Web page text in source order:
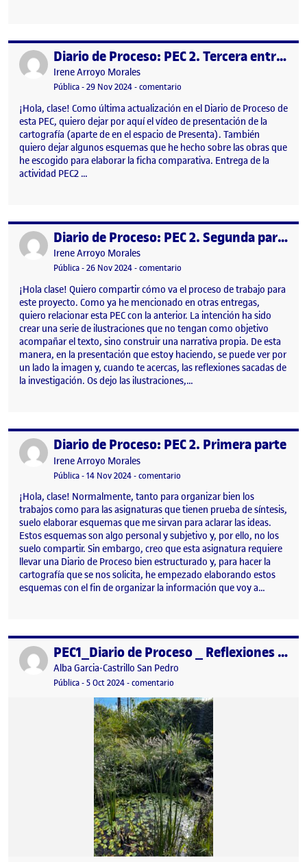
Publicado por Diario de Proceso: PEC 2. Tercera entrega
Publicado por
Irene Arroyo Morales
Visibilidad:
Pública-Fecha de publicación
29 Nov 202423 febrero, 2026 1:35 pm
-comentario
¡Hola, clase! Como última actualización en el Diario de Proceso de
esta PEC, quiero dejar por aquí el vídeo de presentación de la
cartografía (aparte de en el espacio de Presenta). También
quiero dejar algunos esquemas que he hecho sobre las obras que
he escogido para elaborar la ficha comparativa. Entrega de la
actividad PEC2 …
Publicado por Diario de Proceso: PEC 2. Segunda parte
Publicado por
Irene Arroyo Morales
Visibilidad:
Pública-Fecha de publicación
26 Nov 202423 febrero, 2026 1:35 pm
-comentario
¡Hola clase! Quiero compartir cómo va el proceso de trabajo para
este proyecto. Como ya he mencionado en otras entregas,
quiero relacionar esta PEC con la anterior. La intención ha sido
crear una serie de ilustraciones que no tengan como objetivo
acompañar el texto, sino construir una narrativa propia. De esta
manera, en la presentación que estoy haciendo, se puede ver por
un lado la imagen y, cuando te acercas, las reflexiones sacadas de
la investigación. Os dejo las ilustraciones,…
Publicado porDiario de Proceso: PEC 2. Primera parte
Publicado por
Irene Arroyo Morales
Visibilidad:
Pública-Fecha de publicación
14 Nov 202423 febrero, 2026 1:34 pm
-comentario
¡Hola, clase! Normalmente, tanto para organizar bien los
trabajos como para las asignaturas que tienen prueba de síntesis,
suelo elaborar esquemas que me sirvan para aclarar las ideas.
Estos esquemas son algo personal y subjetivo y, por ello, no los
suelo compartir. Sin embargo, creo que esta asignatura requiere
llevar una Diario de Proceso bien estructurado y, para hacer la
cartografía que se nos solicita, he empezado elaborando estos
esquemas con el fin de organizar la información que voy a…
Publicado por PEC1_Diario de Proceso _ Reflexiones sobre la investigación artística – Mi jardín de ideas
Publicado por
Alba Garcia-Castrillo San Pedro
Visibilidad:
Pública-Fecha de publicación
5 Oct 2024-comentario